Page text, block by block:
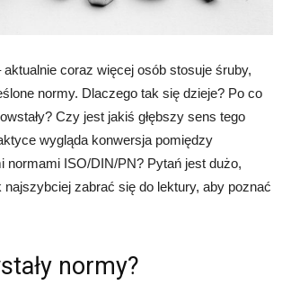
aktualnie coraz więcej osób stosuje śruby,
normy. Dlaczego tak się dzieje? Po co
Czy jest jakiś głębszy sens tego
wygląda konwersja pomiędzy
normami ISO/DIN/PN? Pytań jest dużo,
najszybciej zabrać się do lektury, aby poznać
normy?